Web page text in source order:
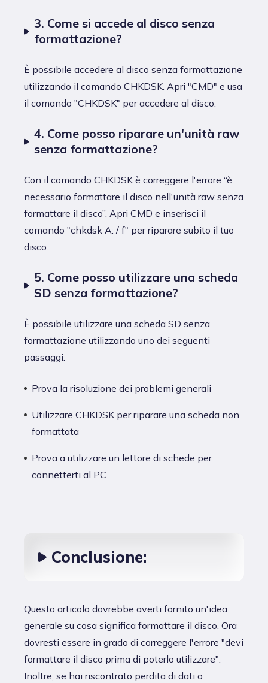
3. Come si accede al disco senza
formattazione?
È possibile accedere al disco senza formattazione
utilizzando il comando CHKDSK. Apri "CMD" e usa
il comando "CHKDSK" per accedere al disco.
4. Come posso riparare un'unità raw
senza formattazione?
Con il comando CHKDSK è correggere l'errore “è
necessario formattare il disco nell'unità raw senza
formattare il disco”. Apri CMD e inserisci il
comando "chkdsk A: / f" per riparare subito il tuo
disco.
5. Come posso utilizzare una scheda
SD senza formattazione?
È possibile utilizzare una scheda SD senza
formattazione utilizzando uno dei seguenti
passaggi:
Prova la risoluzione dei problemi generali
Utilizzare CHKDSK per riparare una scheda non
formattata
Prova a utilizzare un lettore di schede per
connetterti al PC
Conclusione:
Questo articolo dovrebbe averti fornito un'idea
generale su cosa significa formattare il disco. Ora
dovresti essere in grado di correggere l'errore "devi
formattare il disco prima di poterlo utilizzare".
Inoltre, se hai riscontrato perdita di dati o